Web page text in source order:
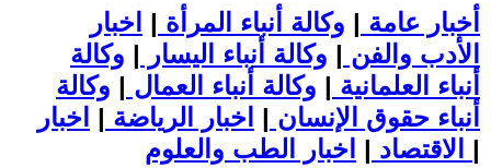
أخبار عامة | وكالة أنباء المرأة | اخبار
الأدب والفن | وكالة أنباء اليسار | وكالة
أنباء العلمانية | وكالة أنباء العمال | وكالة
أنباء حقوق الإنسان | اخبار الرياضة | اخبار
الاقتصاد | |